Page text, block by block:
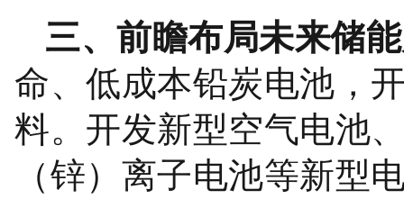
三、前瞻布局未来储
命、低成本铅炭电池，
料。开发新型空气电池
（锌）离子电池等新型